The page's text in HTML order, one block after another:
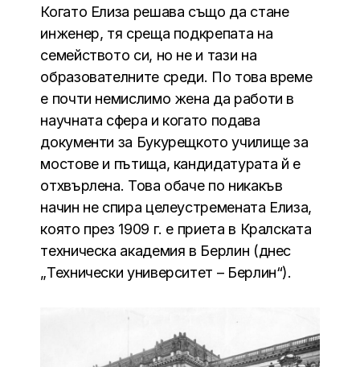
Когато Елиза решава също да стане
инженер, тя среща подкрепата на
семейството си, но не и тази на
образователните среди. По това време
е почти немислимо жена да работи в
научната сфера и когато подава
документи за Букурещкото училище за
мостове и пътища, кандидатурата й е
отхвърлена. Това обаче по никакъв
начин не спира целеустремената Елиза,
която през 1909 г. е приета в Кралската
техническа академия в Берлин (днес
„Технически университет – Берлин“).